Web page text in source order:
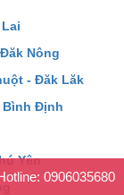
0906035680
Nông
- Đăk Lăk
Bình Định
Yên